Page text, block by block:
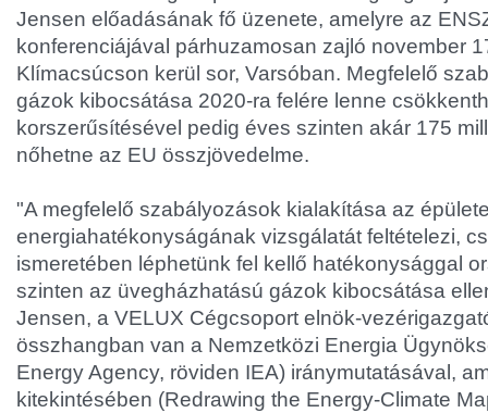
Jensen előadásának fő üzenete, amelyre az
konferenciájával párhuzamosan zajló november
Klímacsúcson kerül sor, Varsóban. Megfelelő
gázok kibocsátása 2020-ra felére lenne
korszerűsítésével pedig éves szinten akár 175
nőhetne az EU összjövedelme.
"A megfelelő szabályozások kialakítása az
energiahatékonyságának vizsgálatát feltételezi,
ismeretében léphetünk fel kellő hatékonysággal
szinten az üvegházhatású gázok kibocsátása
Jensen, a VELUX Cégcsoport elnök-
összhangban van a Nemzetközi Energia
Energy Agency, röviden IEA) iránymutatásával,
kitekintésében (Redrawing the Energy-Climate